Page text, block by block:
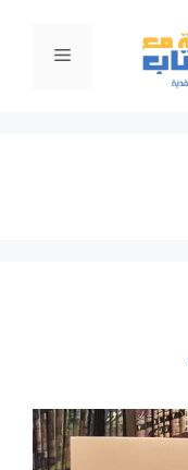
القائمة